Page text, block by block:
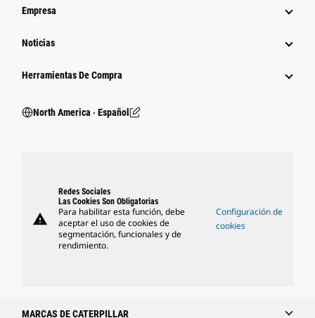
Empresa
Noticias
Herramientas De Compra
North America ‧ Español
warning
Redes Sociales
Las Cookies Son Obligatorias
Para habilitar esta función, debe
aceptar el uso de cookies de
segmentación, funcionales y de
rendimiento.
Configuración de
cookies
MARCAS DE CATERPILLAR